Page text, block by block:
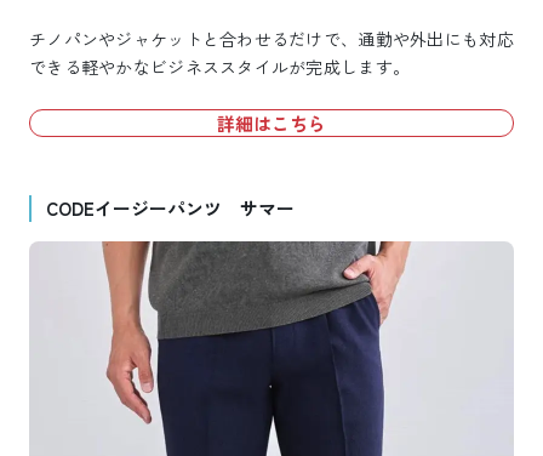
チノパンやジャケットと合わせるだけで、通勤や外出にも対応
できる軽やかなビジネススタイルが完成します。
詳細はこちら
CODEイージーパンツ サマー